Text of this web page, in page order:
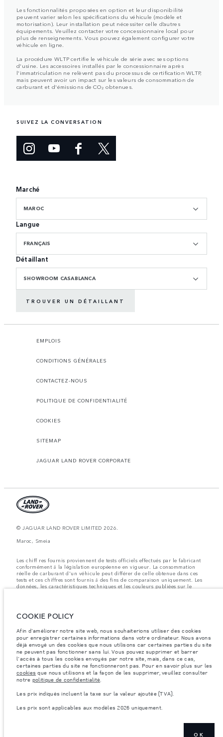
Les fonctionnalités proposées en option et leur disponibilité
peuvent varier selon les spécifications du véhicule (modèle et
motorisation). Leur installation peut nécessiter celle d’autres
équipements. Veuillez contacter votre concessionnaire local pour
plus de renseignements. Vous pouvez également configurer votre
véhicule en ligne.
La procédure WLTP certifie le véhicule de série avec ses options
d'usine. Les accessoires installés par le concessionnaire après
l'immatriculation ne relèvent pas du processus de certification WLTP,
mais peuvent avoir un impact sur les valeurs de consommation de
carburant et d'émissions de CO₂ obtenues.
SUIVEZ LA CONVERSATION
Marché
MAROC
Langue
FRANÇAIS
Détaillant
SHOWROOM CASABLANCA
TROUVER UN DÉTAILLANT
EMPLOIS
CONDITIONS GÉNÉRALES
CONTACTEZ-NOUS
POLITIQUE DE CONFIDENTIALITÉ
COOKIES
SITEMAP
JAGUAR LAND ROVER CORPORATE
© JAGUAR LAND ROVER LIMITED 2026.
Maroc, Smeia
Les chiff res fournis proviennent de tests officiels effectués par le fabricant
conformément å la législation européenne en vigueur. La consommation
réelle de carburant d'un véhicule peut différer de celle obtenue dans ces
tests et ces chiffres sont fournis å des fins de comparaison uniquement. Les
données, les caractéristiques techniques et les couleurs publiées sur le
Les poids indiqués correspondent à des spécifications de véhicule standard.
affecteront la charge utile. Assurez-vous que le poids total en charge du
véhicule, les charges maximales par essieu et la charge utile ne sont pas
dépassés lorsque vous chargez des accessoires, des occupants, des liquides
et des carburants.
Remarque importante sur les images et les spécifications.La pénurie
mondiale de semi-conducteurs affecte actuellement les spécifications de
construction des véhicules, la disponibilité des options et les délais de
construction. Cette situation s’avère très fluctuante, et par conséquent, les
images utilisées actuellement sur le site Web peuvent ne pas refléter
entièrement les spécifications actuelles en ce qui concerne les
Veuillez consulter votre concessionnaire pour avoir confirmation des
COOKIE POLICY
Afin d'améliorer notre site web, nous souhaiterions utiliser des cookies
pour enregistrer certaines informations dans votre ordinateur. Nous avons
déjà envoyé un des cookies que nous utilisons car certaines parties du site
ne peuvent pas fonctionner sans lui. Vous pouvez supprimer et barrer
l'accès à tous les cookies envoyés par notre site, mais, dans ce cas,
certaines parties du site ne fonctionneront pas. Pour en savoir plus sur les
cookies que nous utilisons et la façon de les supprimer, veuillez consulter
notre politique de confidentialité.
Les prix indiqués incluent la taxe sur la valeur ajoutée (TVA).
Les prix sont applicables aux modèles 2026 uniquement.
OK